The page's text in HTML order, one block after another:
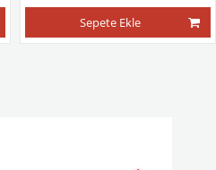
Sepete Ekle